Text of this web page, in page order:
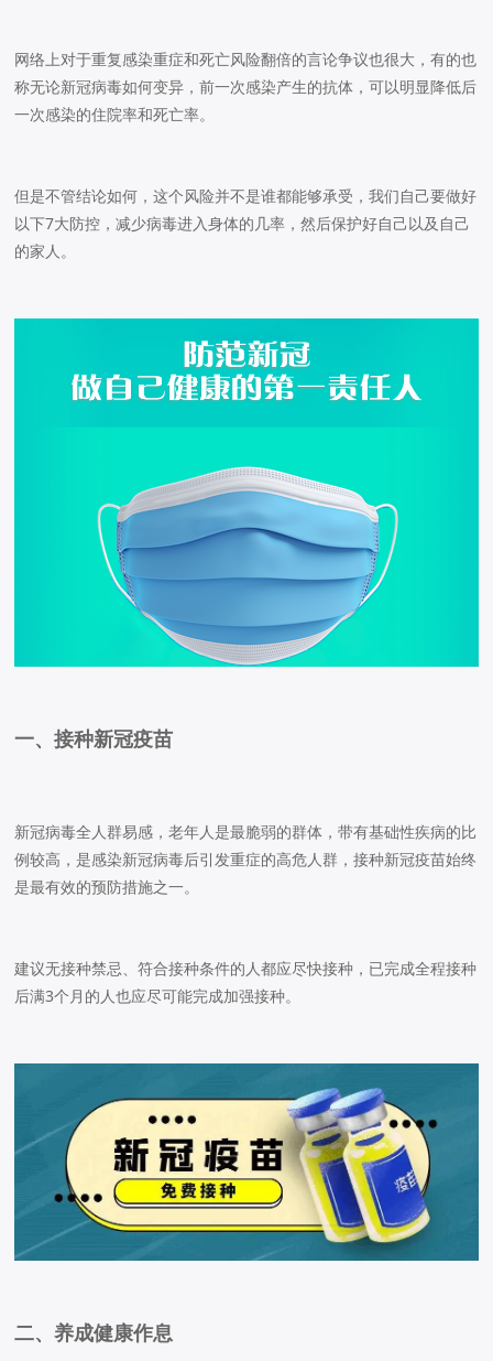
网络上对于重复感染重症和死亡风险翻倍的言论争议也很大，有的也
称无论新冠病毒如何变异，前一次感染产生的抗体，可以明显降低后
一次感染的住院率和死亡率。
但是不管结论如何，这个风险并不是谁都能够承受，我们自己要做好
以下7大防控，减少病毒进入身体的几率，然后保护好自己以及自己
的家人。
一、接种新冠疫苗
新冠病毒全人群易感，老年人是最脆弱的群体，带有基础性疾病的比
例较高，是感染新冠病毒后引发重症的高危人群，接种新冠疫苗始终
是最有效的预防措施之一。
建议无接种禁忌、符合接种条件的人都应尽快接种，已完成全程接种
后满3个月的人也应尽可能完成加强接种。
二、养成健康作息